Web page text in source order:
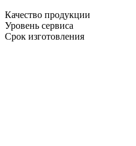
Качество продукции
Уровень сервиса
Срок изготовления